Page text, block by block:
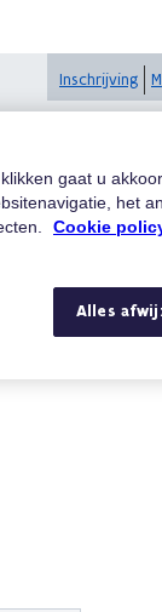
Inschrijving
gaat u
het
Cookie
Alles